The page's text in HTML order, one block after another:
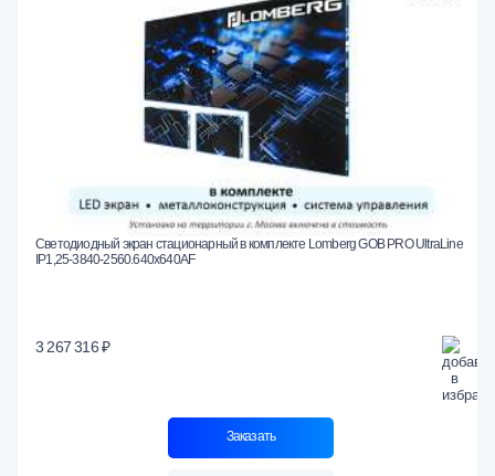
Светодиодный экран стационарный в комплекте Lomberg GOB PRO UltraLine
IP1,25-3840-2560.640x640AF
3 267 316 ₽
Заказать